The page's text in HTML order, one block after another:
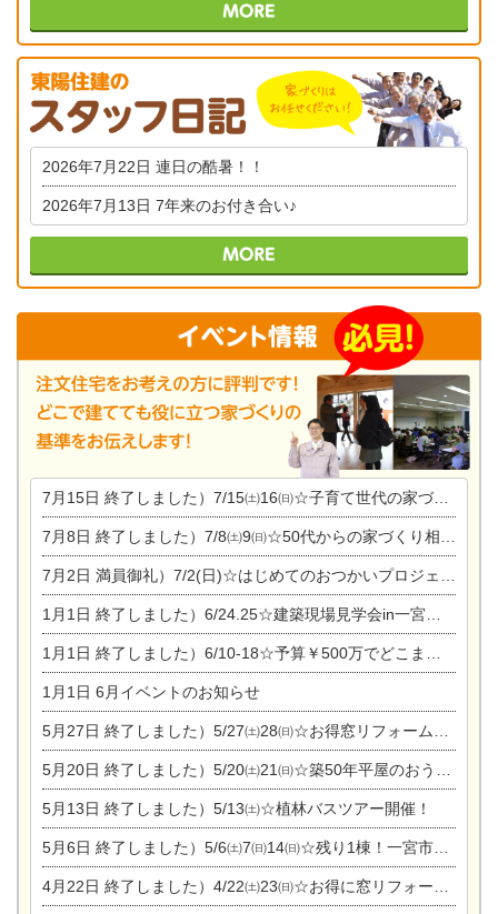
2026年7月22日 連日の酷暑！！
2026年7月13日 7年来のお付き合い♪
7月15日 終了しました）7/15㈯16㈰☆子育て世代の家づくり相談会
7月8日 終了しました）7/8㈯9㈰☆50代からの家づくり相談会
7月2日 満員御礼）7/2(日)☆はじめてのおつかいプロジェクト
1月1日 終了しました）6/24.25☆建築現場見学会in一宮市木曽川町
1月1日 終了しました）6/10-18☆予算￥500万でどこまでできるの？リフォーム相談会
1月1日 6月イベントのお知らせ
5月27日 終了しました）5/27㈯28㈰☆お得窓リフォーム個別相談会
5月20日 終了しました）5/20㈯21㈰☆築50年平屋のおうちリノベーション完成見学会
5月13日 終了しました）5/13㈯☆植林バスツアー開催！
5月6日 終了しました）5/6㈯7㈰14㈰☆残り1棟！一宮市限定モニター募集相談会(新築・建替え)
4月22日 終了しました）4/22㈯23㈰☆お得に窓リフォーム個別相談会